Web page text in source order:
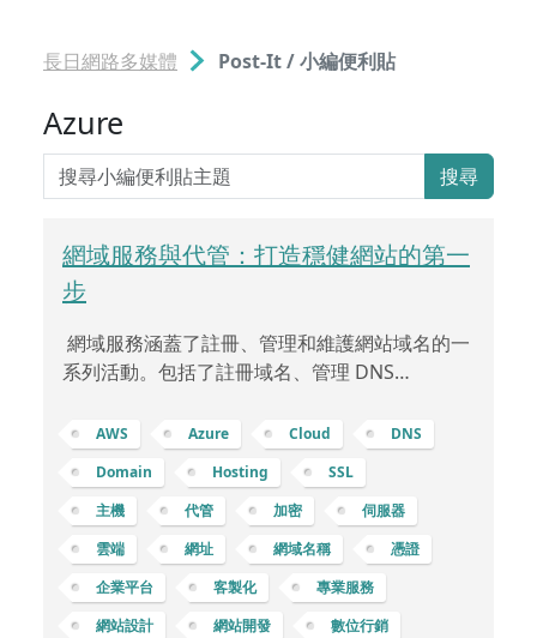
長日網路多媒體 Post-It / 小編便利貼
Azure
搜尋
網域服務與代管：打造穩健網站的第一
步
網域服務涵蓋了註冊、管理和維護網站域名的一
系列活動。包括了註冊域名、管理 DNS
網域、以及配置 SSL (Secure Sockets Layer)
等，下面將逐步解釋： 註冊域名：註冊域名是指
在網際網路上獨特的名稱，如「example.com」
或「mybusiness.net」。您可以通過註冊域名服
務提供商 (例如 GoDaddy、Namecheap 等) 購
買域名，這通常是每年支付費用。DNS：域名系
統 (DNS) 是
AWS Azure Cloud
DNS
Domain
Hosting
SSL
主機
代管 加密
伺服器
雲端
網址 網域名稱
憑證
企業平台
客製化
專業服務
網站設計
網站開發 數位行銷